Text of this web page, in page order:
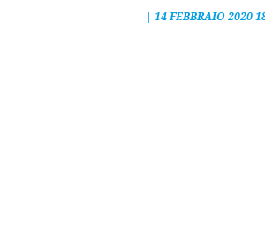
| 14 FEBBRAIO 2020